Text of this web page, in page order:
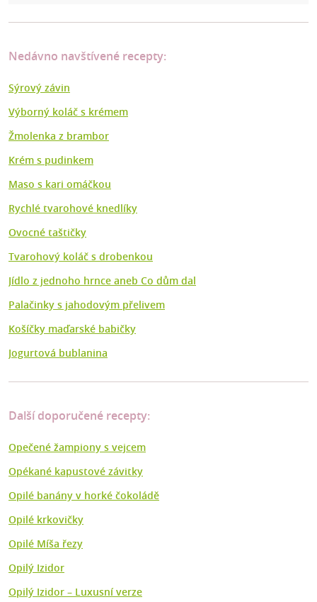
Nedávno navštívené recepty:
Sýrový závin
Výborný koláč s krémem
Žmolenka z brambor
Krém s pudinkem
Maso s kari omáčkou
Rychlé tvarohové knedlíky
Ovocné taštičky
Tvarohový koláč s drobenkou
Jídlo z jednoho hrnce aneb Co dům dal
Palačinky s jahodovým přelivem
Košíčky maďarské babičky
Jogurtová bublanina
Další doporučené recepty:
Opečené žampiony s vejcem
Opékané kapustové závitky
Opilé banány v horké čokoládě
Opilé krkovičky
Opilé Míša řezy
Opilý Izidor
Opilý Izidor – Luxusní verze